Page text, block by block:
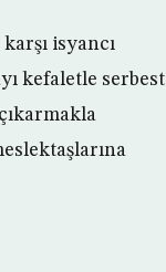
isyancı
kefaletle serbest